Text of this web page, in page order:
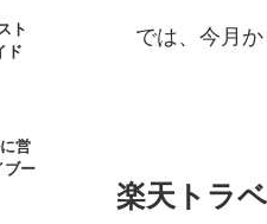
では、今月
楽天トラ
ト
ド
営
ブー